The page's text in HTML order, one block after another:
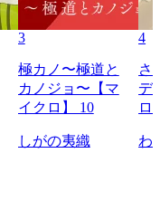
3
極カノ〜極道と
カノジョ〜【マ
イクロ】 10
しがの夷織
4
さ
デ
ロ
わ